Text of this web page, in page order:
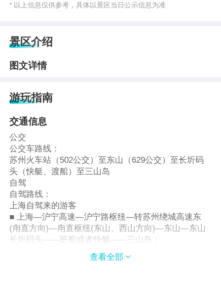
* 以上信息仅供参考，具体以景区当日公示信息为准
景区介绍
图文详情
游玩指南
交通信息
公交
公交车路线：
苏州火车站（502公交）至东山（629公交）至长圻码
头（快艇、渡船）至三山岛
自驾
自驾路线：
上海自驾来的游客
■ 上海—沪宁高速—沪宁路枢纽—转苏州绕城高速东
(甪直方向)—甪直枢纽(东山、西山方向)—东山—东山
长圻码头——班船或者快艇——三山岛；
南京、镇江、常州、无锡自驾来的游客
■ 南京、镇江、常州、无锡—沪宁高速—东桥枢纽—转
查看全部 